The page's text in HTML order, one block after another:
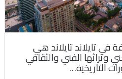
في تايلاند تايلاند هي
وتراثها الفني والثقافي
التاريخية…